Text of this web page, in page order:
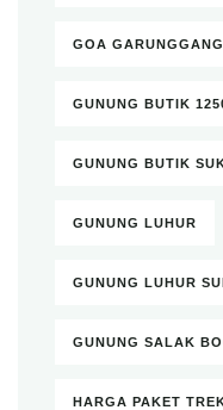
GOA GARUNGGANG
GUNUNG BUTIK
GUNUNG BUTIK
GUNUNG LUHUR
GUNUNG LUHUR
GUNUNG SALAK
HARGA PAKET